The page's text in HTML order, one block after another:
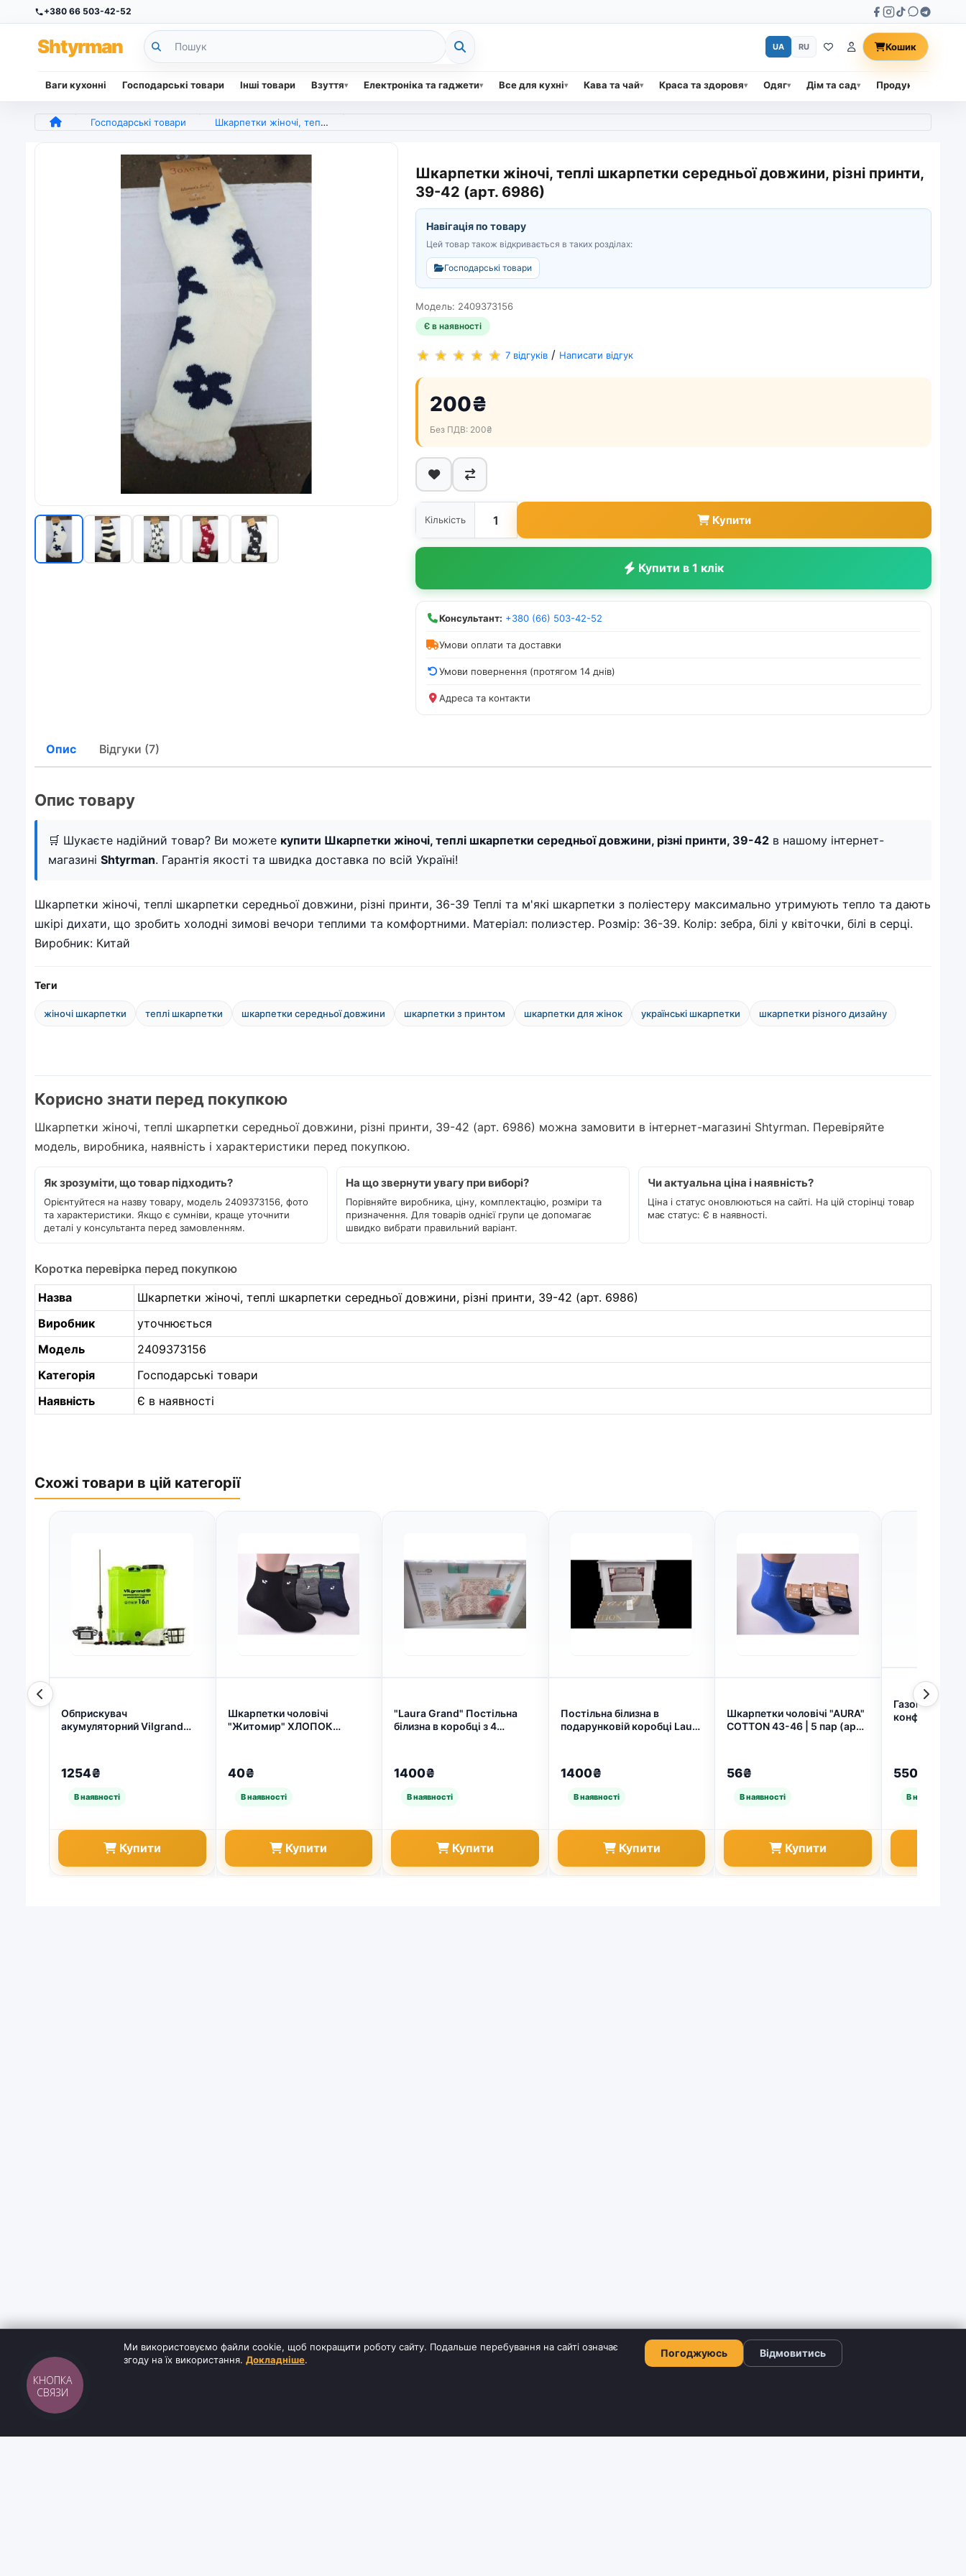
+380 66 503-42-52
Shtyrman
Ваги кухонні Господарські товари Інші товари Взуття Електроніка та гаджети Все для кухні Кава та чай Краса та здоровя Одяг Дім та сад Продукти
UA RU Кошик
Господарські товари Шкарпетки жіночі, теплі шкарпетки середньої довжини, різні принти, 39-42 (арт. 6986)
Шкарпетки жіночі, теплі шкарпетки середньої довжини, різні принти,
39-42 (арт. 6986)
Навігація по товару
Цей товар також відкривається в таких розділах:
Господарські товари
Модель: 2409373156
Є в наявності
7 відгуків / Написати відгук
200₴
Без ПДВ: 200₴
Кількість Купити
Купити в 1 клік
Консультант: +380 (66) 503-42-52
Умови оплати та доставки
Умови повернення (протягом 14 днів)
Адреса та контакти
Опис Відгуки (7)
Опис товару
🛒 Шукаєте надійний товар? Ви можете купити Шкарпетки жіночі, теплі шкарпетки середньої довжини, різні принти, 39-42 в нашому інтернет-
магазині Shtyrman. Гарантія якості та швидка доставка по всій Україні!
Шкарпетки жіночі, теплі шкарпетки середньої довжини, різні принти, 36-39 Теплі та м'які шкарпетки з поліестеру максимально утримують тепло та дають
шкірі дихати, що зробить холодні зимові вечори теплими та комфортними. Матеріал: полиэстер. Розмір: 36-39. Колір: зебра, білі у квіточки, білі в серці.
Виробник: Китай
Теги
жіночі шкарпетки теплі шкарпетки шкарпетки середньої довжини шкарпетки з принтом шкарпетки для жінок українські шкарпетки шкарпетки різного дизайну
Корисно знати перед покупкою
Шкарпетки жіночі, теплі шкарпетки середньої довжини, різні принти, 39-42 (арт. 6986) можна замовити в інтернет-магазині Shtyrman. Перевіряйте
модель, виробника, наявність і характеристики перед покупкою.
Як зрозуміти, що товар підходить?
Орієнтуйтеся на назву товару, модель 2409373156, фото
та характеристики. Якщо є сумніви, краще уточнити
деталі у консультанта перед замовленням.
На що звернути увагу при виборі?
Порівняйте виробника, ціну, комплектацію, розміри та
призначення. Для товарів однієї групи це допомагає
швидко вибрати правильний варіант.
Чи актуальна ціна і наявність?
Ціна і статус оновлюються на сайті. На цій сторінці товар
має статус: Є в наявності.
Коротка перевірка перед покупкою
Назва
Шкарпетки жіночі, теплі шкарпетки середньої довжини, різні принти, 39-42 (арт. 6986)
Виробник
уточнюється
Модель
2409373156
Категорія
Господарські товари
Наявність
Є в наявності
Схожі товари в цій категорії
Обприскувач
акумуляторний Vilgrand
1254₴
Купити
Шкарпетки чоловічі
"Житомир" ХЛОПОК
40₴
Купити
"Laura Grand" Постільна
білизна в коробці з 4
6641)
1400₴
Купити
Постільна білизна в
подарунковій коробці Laura
1400₴
Купити
Шкарпетки чоловічі "AURA"
COTTON 43-46 | 5 пар (арт.
56₴
Купити
Газова
конфорки з
5500₴
Ми використовуємо файли cookie, щоб покращити роботу сайту. Подальше перебування на сайті означає
згоду на їх використання. Докладніше.
Погоджуюсь Відмовитись
КНОПКА
СВЯЗИ